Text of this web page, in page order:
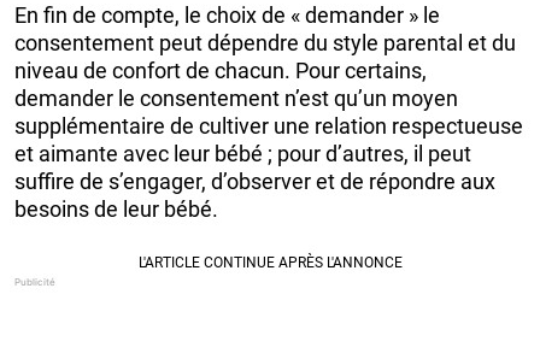
En fin de compte, le choix de « demander » le
consentement peut dépendre du style parental et du
niveau de confort de chacun. Pour certains,
demander le consentement n’est qu’un moyen
supplémentaire de cultiver une relation respectueuse
et aimante avec leur bébé ; pour d’autres, il peut
suffire de s’engager, d’observer et de répondre aux
besoins de leur bébé.